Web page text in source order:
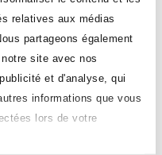
relatives aux médias
partageons également
site avec nos
et d'analyse, qui
informations que vous
lors de votre
contributions et des
OETH peut être
DOETH que
donné.
fournitures, de sous-
avec les EA,
sur l'exercice clos et
ce même exercice.